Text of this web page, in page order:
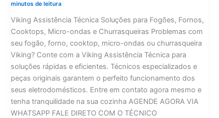
minutos de leitura
Viking Assistência Técnica Soluções para Fogões, Fornos,
Cooktops, Micro-ondas e Churrasqueiras Problemas com
seu fogão, forno, cooktop, micro-ondas ou churrasqueira
Viking? Conte com a Viking Assistência Técnica para
soluções rápidas e eficientes. Técnicos especializados e
peças originais garantem o perfeito funcionamento dos
seus eletrodomésticos. Entre em contato agora mesmo e
tenha tranquilidade na sua cozinha AGENDE AGORA VIA
WHATSAPP FALE DIRETO COM O TÉCNICO